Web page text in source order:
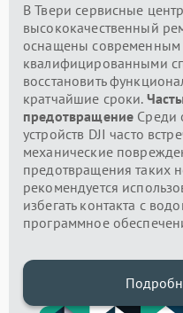
В Твери сервисные
высококачественный
оснащены
квалифицированными
восстановить
кратчайшие сроки.
предотвращение Среди
устройств DJI часто
механические
предотвращения таких
рекомендуется
избегать контакта с
программное